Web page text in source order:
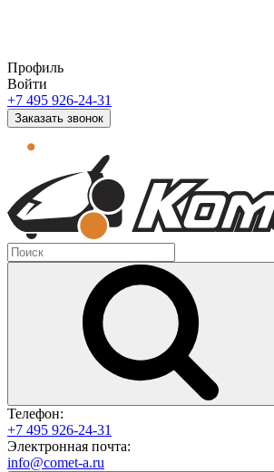
Профиль
Войти
+7 495 926-24-31
Заказать звонок
Телефон:
+7 495 926-24-31
Электронная почта:
info@comet-a.ru